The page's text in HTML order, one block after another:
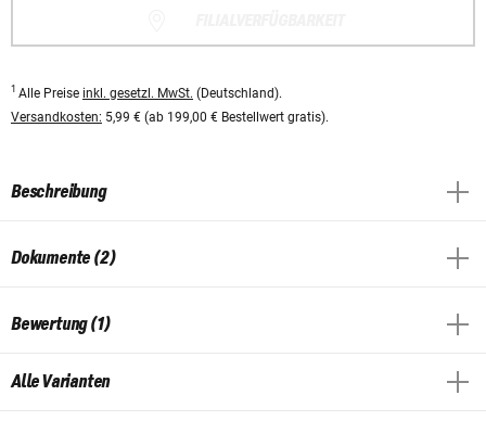
1 Alle Preise inkl. gesetzl. MwSt. (Deutschland).
Versandkosten: 5,99 € (ab 199,00 € Bestellwert gratis).
Beschreibung
Dokumente (2)
Bewertung (1)
Alle Varianten